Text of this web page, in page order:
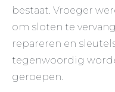
bestaat. Vroeger
om sloten te
repareren en
tegenwoordig
geroepen.